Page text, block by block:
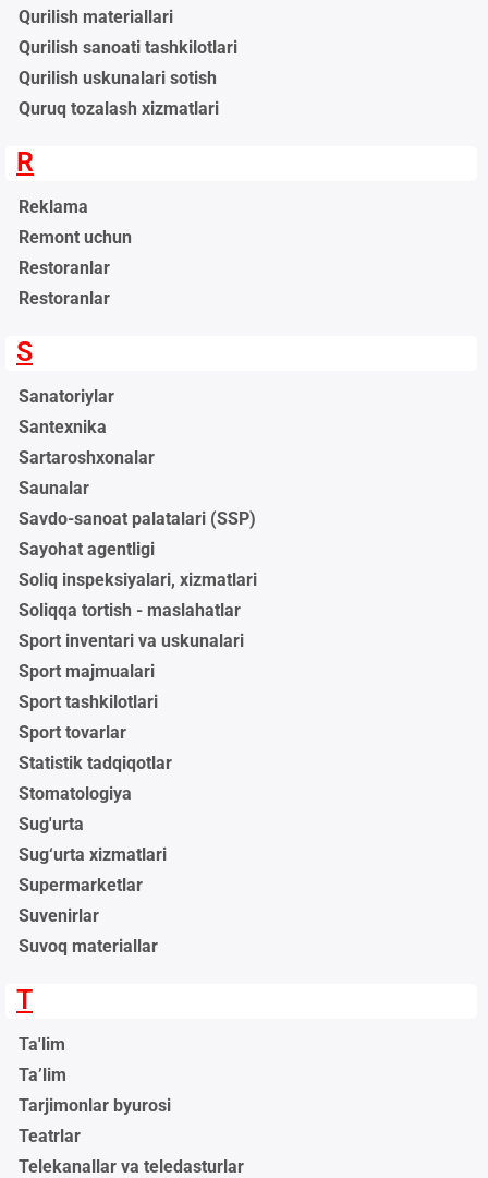
Qurilish materiallari
Qurilish sanoati tashkilotlari
Qurilish uskunalari sotish
Quruq tozalash xizmatlari
R
Reklama
Remont uchun
Restoranlar
Restoranlar
S
Sanatoriylar
Santexnika
Sartaroshxonalar
Saunalar
Savdo-sanoat palatalari (SSP)
Sayohat agentligi
Soliq inspeksiyalari, xizmatlari
Soliqqa tortish - maslahatlar
Sport inventari va uskunalari
Sport majmualari
Sport tashkilotlari
Sport tovarlar
Statistik tadqiqotlar
Stomatologiya
Sug'urta
Sug‘urta xizmatlari
Supermarketlar
Suvenirlar
Suvoq materiallar
T
Ta'lim
Ta’lim
Tarjimonlar byurosi
Teatrlar
Telekanallar va teledasturlar